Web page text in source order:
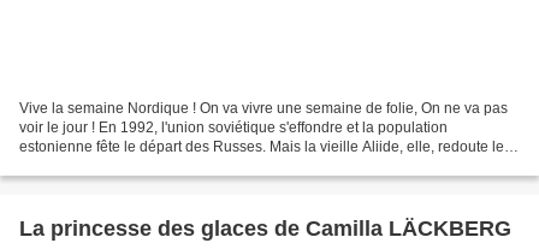
Vive la semaine Nordique ! On va vivre une semaine de folie, On ne va pas
voir le jour ! En 1992, l'union soviétique s'effondre et la population
estonienne fête le départ des Russes. Mais la vieille Aliide, elle, redoute les
La princesse des glaces de Camilla LÄCKBERG